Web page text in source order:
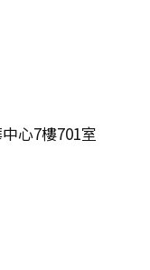
心7樓701室